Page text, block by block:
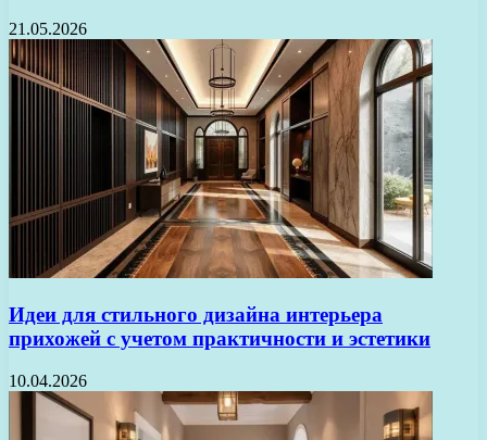
21.05.2026
Идеи для стильного дизайна интерьера
прихожей с учетом практичности и эстетики
10.04.2026